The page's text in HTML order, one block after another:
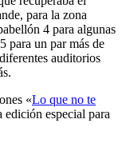
para la zona
4 para algunas
para un par más de
auditorios
«Lo que no te
edición especial para